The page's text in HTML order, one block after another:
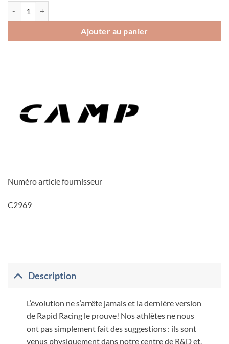
Ajouter au panier
Numéro article fournisseur
C2969
Description
L’évolution ne s’arrête jamais et la dernière version
de Rapid Racing le prouve! Nos athlètes ne nous
ont pas simplement fait des suggestions : ils sont
venus physiquement dans notre centre de R&D et,